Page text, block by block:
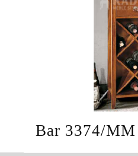
Bar 3374/MM